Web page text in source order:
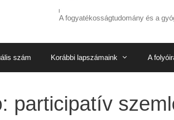
A fogyatékosságtudomány és a
szám Korábbi lapszámaink A
participatív